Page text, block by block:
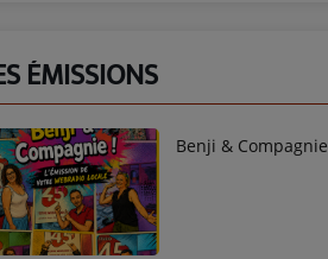
ÉMISSIONS
Benji & Compagnie